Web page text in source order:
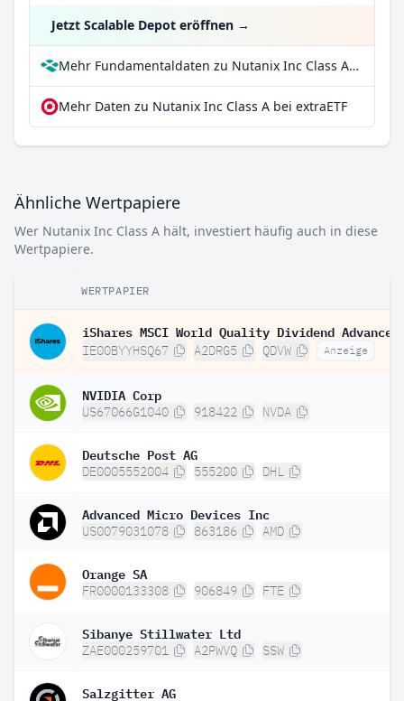
Jetzt Scalable Depot eröffnen →
Mehr Fundamentaldaten zu Nutanix Inc Class A bei Parqet
Mehr Daten zu Nutanix Inc Class A bei extraETF
Ähnliche Wertpapiere
Wer Nutanix Inc Class A hält, investiert häufig auch in diese
Wertpapiere.
WERTPAPIER
IE00BYYHSQ67 A2DRG5 QDVW Anzeige
NVIDIA Corp
US67066G1040 918422 NVDA
Deutsche Post AG
DE0005552004 555200 DHL
Advanced Micro Devices Inc
US0079031078 863186 AMD
Orange SA
FR0000133308 906849 FTE
Sibanye Stillwater Ltd
ZAE000259701 A2PWVQ SSW
Salzgitter AG